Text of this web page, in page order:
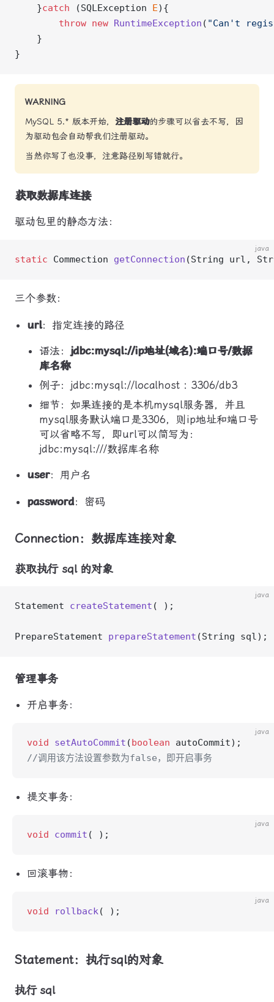
    }
catch (SQLException E){
        throw
new RuntimeException ( "Can't
    }
}
WARNING
MySQL 5.* 版本开始， 注册驱动的步骤可以省去不写，因
为驱动包会自动帮我们注册驱动。
当然你写了也没事，注意路径别写错就行。
获取数据库连接
驱动包里的静态方法：
java
static Commection getConnection (String url,
三个参数：
url：指定连接的路径
语法： jdbc:mysql://ip地址(域名):端口号/数据
库名称
例子：jdbc:mysql://localhost : 3306/db3
细节：如果连接的是本机mysql服务器，并且
mysql服务默认端口是3306，则ip地址和端口号
可以省略不写，即url可以简写为：
jdbc:mysql:///数据库名称
user：用户名
password：密码
Connection：数据库连接对象
获取执行 sql 的对象
java
Statement createStatement ( );
PrepareStatement prepareStatement (String sql);
管理事务
开启事务：
java
void setAutoCommit (boolean autoCommit);
//调用该方法设置参数为false，即开启事务
提交事务：
java
void commit ( );
回滚事物：
java
void rollback( );
Statement：执行sql的对象
执行 sql